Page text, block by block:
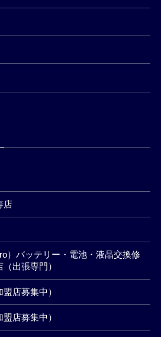
店
）バッテリー・電池・液晶交換修
出張専門）
店募集中）
店募集中）